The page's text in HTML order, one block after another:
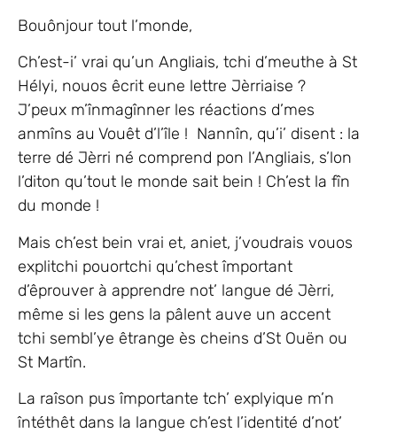
Bouônjour tout l’monde,
Ch’est-i’ vrai qu’un Angliais, tchi d’meuthe à St
Hélyi, nouos êcrit eune lettre Jèrriaise ?
J’peux m’înmagînner les réactions d’mes
anmîns au Vouêt d’l’île ! Nannîn, qu’i’ disent : la
terre dé Jèrri né comprend pon l’Angliais, s’lon
l’diton qu’tout le monde sait bein ! Ch’est la fîn
du monde !
Mais ch’est bein vrai et, aniet, j’voudrais vouos
explitchi pouortchi qu’chest împortant
d’êprouver à apprendre not’ langue dé Jèrri,
même si les gens la pâlent auve un accent
tchi sembl’ye êtrange ès cheins d’St Ouën ou
St Martîn.
La raîson pus împortante tch’ explyique m’n
întéthêt dans la langue ch’est l’identité d’not’